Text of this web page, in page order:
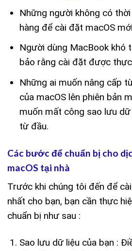
Những người không có
hàng để cài đặt macOS
Người dùng MacBook khó
bảo rằng cài đặt được
Những ai muốn nâng cấp
của macOS lên phiên bản
muốn mất công sao lưu
từ đầu.
Các bước để chuẩn bị cho
macOS tại nhà
Trước khi chúng tôi đến để
nhất cho bạn, bạn cần thực
chuẩn bị như sau :
Sao lưu dữ liệu của bạn :